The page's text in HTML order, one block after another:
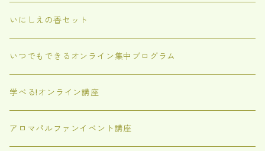
いにしえの香セット
いつでもできるオンライン集中ブログラム
学べる!オンライン講座
アロマパルファンイベント講座